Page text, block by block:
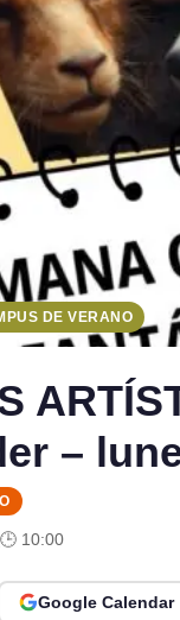
DE VERANO
–
🕒 10:00
Google Calendar